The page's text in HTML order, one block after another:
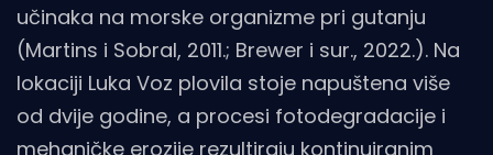
učinaka na morske organizme pri gutanju
(Martins i Sobral, 2011.; Brewer i sur., 2022.). Na
lokaciji Luka Voz plovila stoje napuštena više
od dvije godine, a procesi fotodegradacije i
mehaničke erozije rezultiraju kontinuiranim